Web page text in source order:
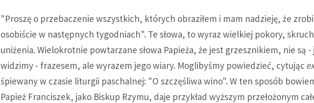
"Proszę o przebaczenie wszystkich, których obraziłem i mam nadzieję, że
osobiście w następnych tygodniach". Te słowa, to wyraz wielkiej pokory,
uniżenia. Wielokrotnie powtarzane słowa Papieża, że jest grzesznikiem, nie są -
widzimy - frazesem, ale wyrazem jego wiary. Moglibyśmy powiedzieć, cytując
śpiewany w czasie liturgii paschalnej: "O szczęśliwa wino". W ten sposób
Papież Franciszek, jako Biskup Rzymu, daje przykład wyższym przełożonym